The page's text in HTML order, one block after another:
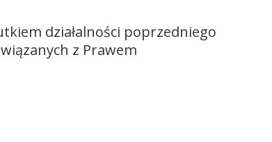
działalności poprzedniego
z Prawem